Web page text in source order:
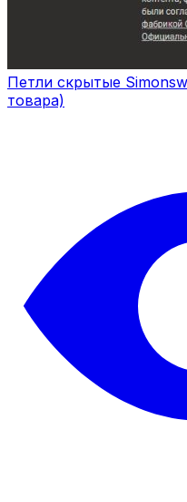
Петли скрытые
товара)